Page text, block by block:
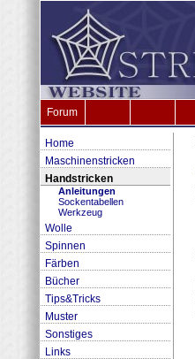
Forum
Home
Maschinenstricken
Handstricken
Anleitungen
Sockentabellen
Werkzeug
Wolle
Spinnen
Färben
Bücher
Tips&Tricks
Muster
Sonstiges
Links